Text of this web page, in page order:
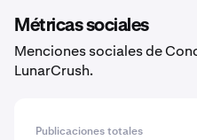
Métricas sociales
Menciones sociales de
LunarCrush.
Publicaciones totales